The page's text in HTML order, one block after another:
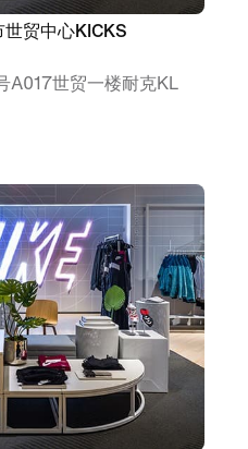
世贸中心KICKS
A017世贸一楼耐克KL